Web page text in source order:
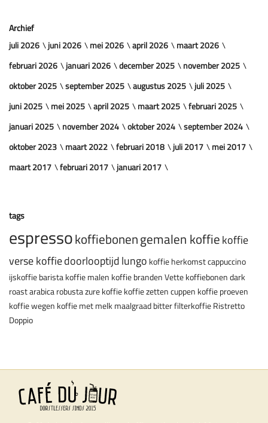
Archief
juli 2026
juni 2026 mei 2026 april 2026
maart 2026
februari 2026
januari 2026 december 2025
november 2025
oktober 2025
september 2025 augustus 2025
juli 2025
juni 2025
mei 2025 april 2025 maart 2025
februari 2025
januari 2025
november 2024 oktober 2024
september 2024
oktober 2023
maart 2022 februari 2018 juli 2017
mei 2017
maart 2017
februari 2017 januari 2017
tags
espressokoffiebonengemalen koffiekoffie
verse koffiedoorlooptijdlungo koffie herkomstcappuccino
ijskoffiebaristakoffie malen koffie brandenVette koffiebonendark
roastarabicarobustazure koffiekoffie zettencuppen koffie proeven
koffie wegen koffie met melkmaalgraadbitterfilterkoffieRistretto
Doppio